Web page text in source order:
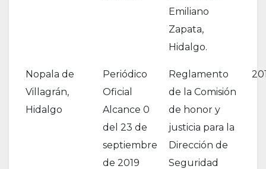
Emiliano
Zapata,
Hidalgo.
Nopala de
Villagrán,
Hidalgo
Periódico
Oficial
Alcance 0
del 23 de
septiembre
de 2019
Reglamento
de la Comisión
de honor y
justicia para la
Dirección de
Seguridad